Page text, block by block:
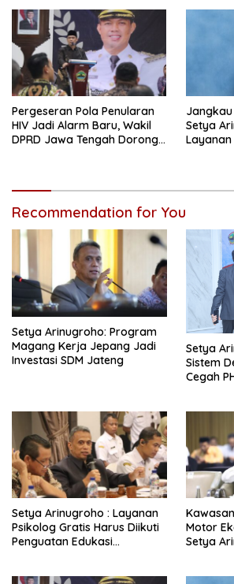
Pergeseran Pola Penularan
HIV Jadi Alarm Baru, Wakil
DPRD Jawa Tengah Dorong
Jangkau
Setya
Layanan
Recommendation for You
Setya Arinugroho: Program
Magang Kerja Jepang Jadi
Investasi SDM Jateng
Setya
Sistem
Cegah
Setya Arinugroho : Layanan
Psikolog Gratis Harus Diikuti
Penguatan Edukasi
Motor
Setya